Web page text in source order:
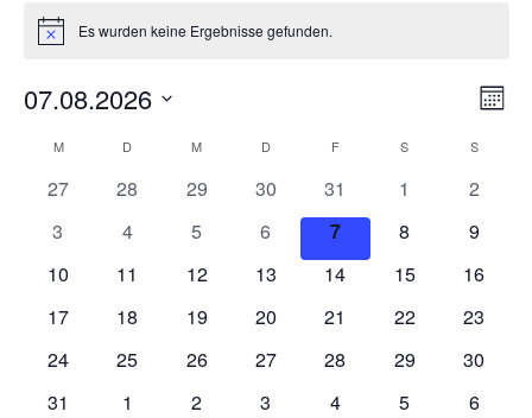
HinweisEs wurden keine Ergebnisse gefunden.
Monat
07.08.2026
wählen.
Kalender
von
MMONTAG D DIENSTAGM MITTWOCH
DDONNERSTAG
FFREITAG S SAMSTAGS
0
27
0
28
0
Veranstaltungen
29
0
Veranstaltungen
30
0
Veranstaltungen
31
0
1
0
2
0
3
0
4
0
Veranstaltungen
5
0
Veranstaltungen
6
0
Veranstaltungen
7
0
8
0
9
0
10
0
11
0
12
0
13
0
14
0
15
0
16
0
17
0
18
0
19
0
20
0
21
0
22
0
23
0
24
0
25
0
26
0
27
0
28
0
29
0
30
0
31
0
1
0
2
0
3
0
4
0
5
0
6